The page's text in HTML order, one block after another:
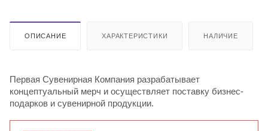
ОПИСАНИЕ ХАРАКТЕРИСТИКИ НАЛИЧИЕ
Первая Сувенирная Компания разрабатывает
концептуальный мерч и осуществляет поставку бизнес-
подарков и сувенирной продукции.